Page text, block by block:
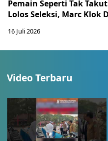
Pemain Seperti Tak
Lolos Seleksi, Marc Klok
16 Juli 2026
Video Terbaru